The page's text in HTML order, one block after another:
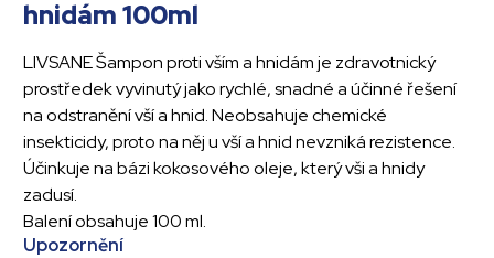
hnidám 100ml
LIVSANE Šampon proti vším a hnidám je zdravotnický
prostředek vyvinutý jako rychlé, snadné a účinné řešení
na odstranění vší a hnid. Neobsahuje chemické
insekticidy, proto na něj u vší a hnid nevzniká rezistence.
Účinkuje na bázi kokosového oleje, který vši a hnidy
zadusí.
Balení obsahuje 100 ml.
Upozornění